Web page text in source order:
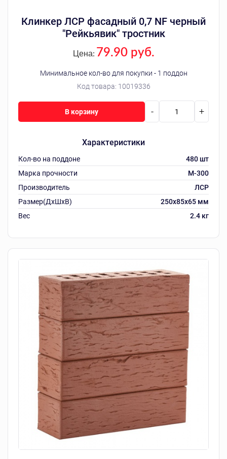
Клинкер ЛСР фасадный 0,7 NF черный
"Рейкьявик" тростник
Код товара: 10019336
Цена: 79.90 руб.
Минимальное кол-во для покупки - 1 поддон
Характеристики
Кол-во на поддоне
480 шт
Марка прочности
М-300
Производитель
ЛСР
Размер(ДхШхВ)
250х85х65 мм
Вес
2.4 кг
- +
В корзину